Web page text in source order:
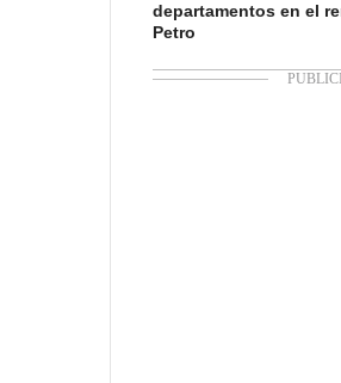
departamentos en el
Petro